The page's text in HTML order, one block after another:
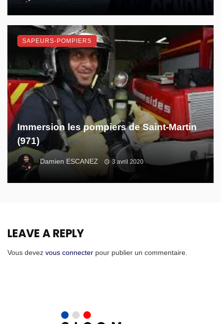
Immersion les pompiers de Saint-Martin
(971)
Damien ESCANEZ 3 avril 2020
SAPEURS-POMPIERS
LEAVE A REPLY
Vous devez vous connecter pour publier un commentaire.